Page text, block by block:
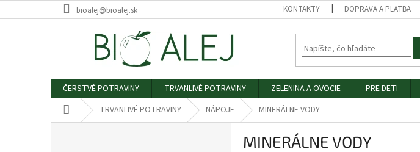
na
bioalej@bioalej.sk KONTAKTY DOPRAVA A PLATBA
ČERSTVÉ POTRAVINY TRVANLIVÉ POTRAVINY ZELENINA A OVOCIE PRE DETI
Domov TRVANLIVÉ POTRAVINY NÁPOJE MINERÁLNE VODY
MINERÁLNE VODY